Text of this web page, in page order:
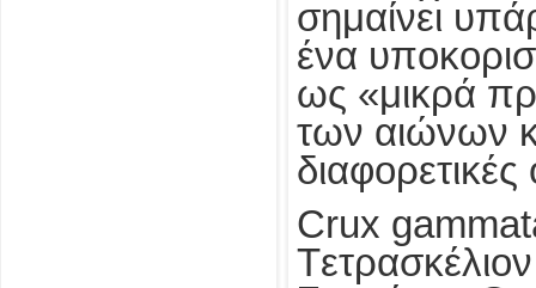
σημαίνει
ένα
ως «μικρά
των αιώνων
Crux